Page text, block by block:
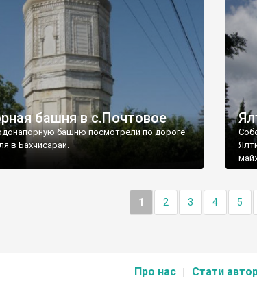
башня в с.Почтовое
башню посмотрели по дороге
в Бахчисарай.
1 2 3 4 5
Про нас Стати